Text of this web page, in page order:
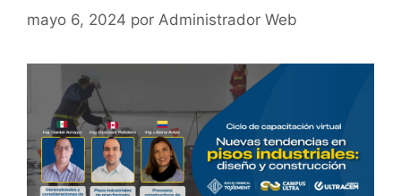
mayo 6, 2024 por Administrador Web